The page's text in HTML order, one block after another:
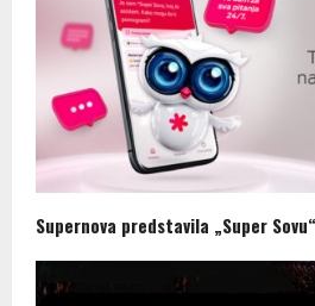
Supernova predstavila „Super